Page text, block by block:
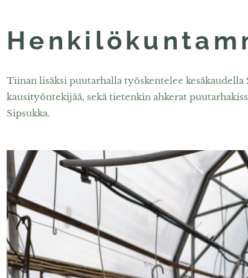
Tiinan lisäksi puutarhalla työskentelee kesäkaudella
kausityöntekijää, sekä tietenkin ahkerat
Sipsukka.